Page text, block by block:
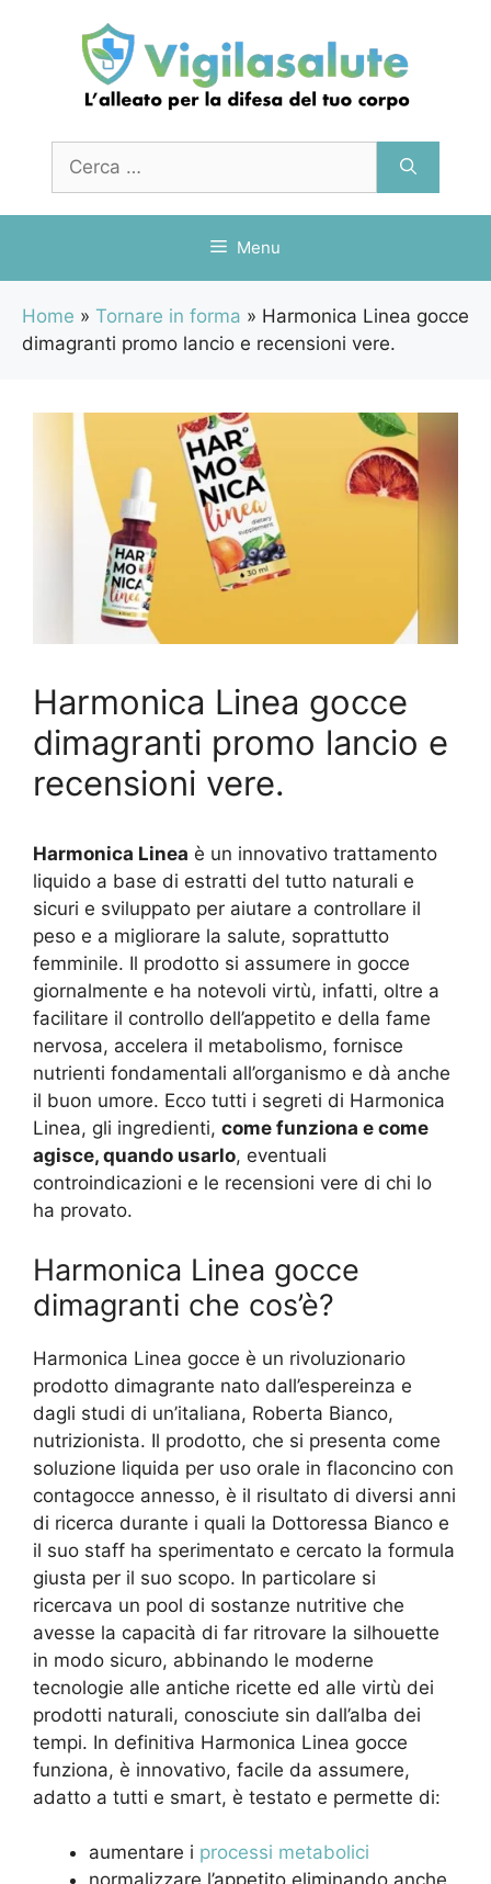
contenuto
per:
Menu
Home » Tornare in forma » Harmonica Linea gocce
dimagranti promo lancio e recensioni vere.
Harmonica Linea gocce
dimagranti promo lancio e
recensioni vere.
Harmonica Linea è un innovativo trattamento
liquido a base di estratti del tutto naturali e
sicuri e sviluppato per aiutare a controllare il
peso e a migliorare la salute, soprattutto
femminile. Il prodotto si assumere in gocce
giornalmente e ha notevoli virtù, infatti, oltre a
facilitare il controllo dell’appetito e della fame
nervosa, accelera il metabolismo, fornisce
nutrienti fondamentali all’organismo e dà anche
il buon umore. Ecco tutti i segreti di Harmonica
Linea, gli ingredienti, come funziona e come
agisce, quando usarlo, eventuali
controindicazioni e le recensioni vere di chi lo
ha provato.
Harmonica Linea gocce
dimagranti che cos’è?
Harmonica Linea gocce è un rivoluzionario
prodotto dimagrante nato dall’espereinza e
dagli studi di un’italiana, Roberta Bianco,
nutrizionista. Il prodotto, che si presenta come
soluzione liquida per uso orale in flaconcino con
contagocce annesso, è il risultato di diversi anni
di ricerca durante i quali la Dottoressa Bianco e
il suo staff ha sperimentato e cercato la formula
giusta per il suo scopo. In particolare si
ricercava un pool di sostanze nutritive che
avesse la capacità di far ritrovare la silhouette
in modo sicuro, abbinando le moderne
tecnologie alle antiche ricette ed alle virtù dei
prodotti naturali, conosciute sin dall’alba dei
tempi. In definitiva Harmonica Linea gocce
funziona, è innovativo, facile da assumere,
adatto a tutti e smart, è testato e permette di:
aumentare i processi metabolici